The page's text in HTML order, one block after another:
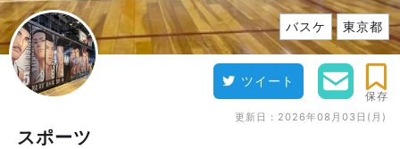
バスケ 東京都
ツイート
保存
更新日： 2026年08月03日(月)
スポーツ